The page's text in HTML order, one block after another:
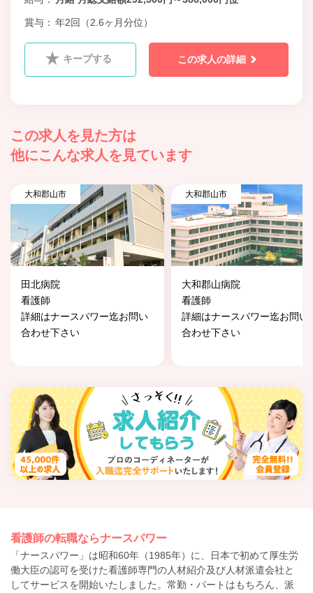
賞与 年2回（2.6ヶ月分位）
キープする この求人の詳細
この求人を見た方は
他にこんな求人を見ています
大和郡山市
田北病院
看護師
詳細はナースパワー迄お問い
合わせ下さい
大和郡山市
大和郡山病院
看護師
詳細はナースパワー迄お問い
合わせ下さい
看護師の転職ならナースパワー
「ナースパワー」は昭和60年（1985年）に、日本で初めて厚生労
働大臣の認可を受けた看護師専門の人材紹介及び人材派遣会社と
してサービスを開始いたしました。常勤・パートはもちろん、派